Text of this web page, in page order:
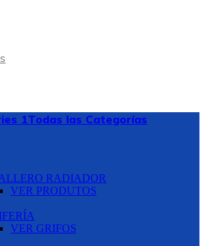
Todas las Categorías
RADIADOR
VER PRODUTOS
VER GRIFOS